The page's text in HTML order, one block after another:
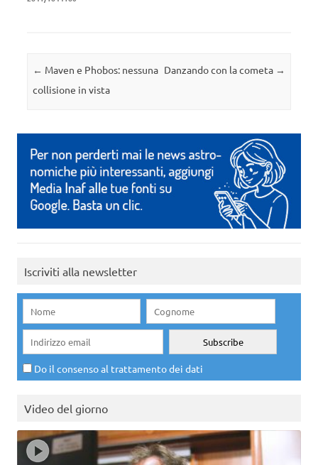
Navigazione articolo
← Maven e Phobos: nessuna
collisione in vista
Danzando con la cometa →
Iscriviti alla newsletter
Do il consenso al trattamento dei dati
Video del giorno